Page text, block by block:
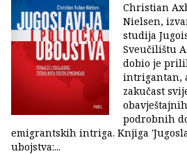
Christian
Nielsen,
studija
Sveučilištu
dobio je
intrigantan,
zakučast
podrobnih
emigrantskih intriga. Knjiga
ubojstva:...